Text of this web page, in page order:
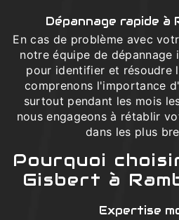
Dépannage rapide à
En cas de problème avec
notre équipe de dépannage
pour identifier et résoudre
comprenons l'importance
surtout pendant les mois
nous engageons à rétablir
dans les plus
Pourquoi
Gisbert à
Expertise